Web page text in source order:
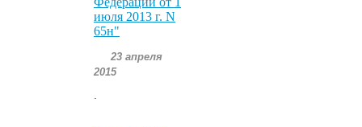
июля 2013 г. N
65н"
23 апреля
2015